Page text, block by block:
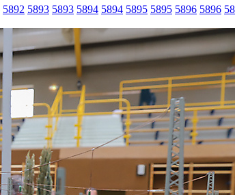
5892 5893 5893 5894 5894 5895 5895 5896 5896